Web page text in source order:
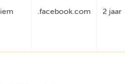
iem .facebook.com 2 jaar